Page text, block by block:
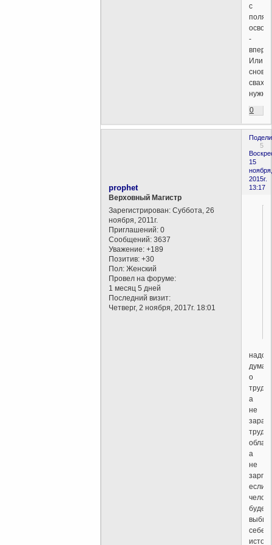
с
поля
-
Или
снова
сваха
0
5
15
ноября,
2015г.
13:17
prophet
Верховный Магистр
Зарегистрирован: Суббота, 26
ноября, 2011г.
Приглашений: 0
Сообщений: 3637
Уважение: +189
Позитив: +30
Пол: Женский
Провел на форуме:
1 месяц 5 дней
Последний визит:
Четверг, 2 ноября, 2017г. 18:01
надо
о
труде,
а
не
труд
а
не
если
будет
себе